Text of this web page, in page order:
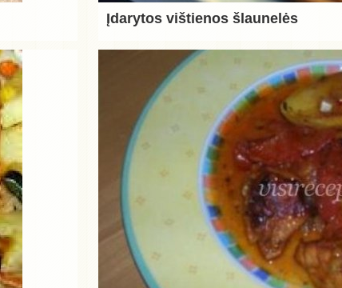
Įdarytos vištienos šlaunelės